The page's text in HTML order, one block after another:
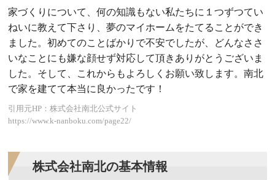
家づくりについて、何の知識もない私たちに１つずつてい
ねいに教えて下さり、夢のマイホームをたてることができ
ました。初めてのことばかりで不安でしたが、どんなささ
いなことにも嫌な顔せず対応して頂きありがとうございま
した。そして、これからもよろしくお願い致します。南北
で家を建てて本当に良かったです！
引用元HP：株式会社南北公式サイト
https://www.k-nanboku.com/page22/
株式会社南北の基本情報